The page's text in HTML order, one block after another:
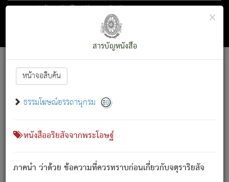
ตอน 1 ว่าด้วย สัตว์โลกกับจตุราริยสัจ
สารบัญ×
สารบัญหนังสือ
หน้าจอสืบค้น
ธรรมโฆษณ์อรรถานุกรม
หนังสืออริยสัจจากพระโอษฐ์
ภาคนำ ว่าด้วย ข้อความที่ควรทราบก่อนเกี่ยวกับจตุราริยสัจ
Font :15 ]||
สัตว์โลกนี้ เกิดความเดือดร้อนแล้ว มีผัสสะบังหน้า
เขาสำคัญสิ่งใด โดยความเป็นประการใด แต่สิ่งนั้นย่อมเป็น
(ตามที่เป็นจริง) โดยประการอื่นจากที่เขาสำคัญนั้น
สัตว์โลกติดข้องอยู่ในภพ ถูกภพบังหน้าแล้ว มีภพโดยความ
เป็นอย่างอื่น (จากที่มันเป็นอยู่จริง) จึงได้เพลิดเพลินยิ่งนักในภพ